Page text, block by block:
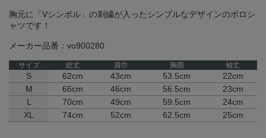
胸元に「Vシンボル」の刺繍が入ったシンプルなデザインのポロシ
ャツです！
メーカー品番：vo900280
サイズ 総丈 肩巾 胸囲 袖丈
S 62cm 43cm 53.5cm
22cm
M
66cm 46cm 56.5cm
23cm
L
70cm 49cm 59.5cm
24cm
XL
74cm 52cm 62.5cm 25cm